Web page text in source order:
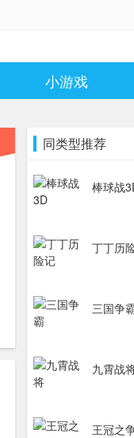
小游戏
同类型推荐
棒球战
丁丁历
三国争
九霄战
王冠之